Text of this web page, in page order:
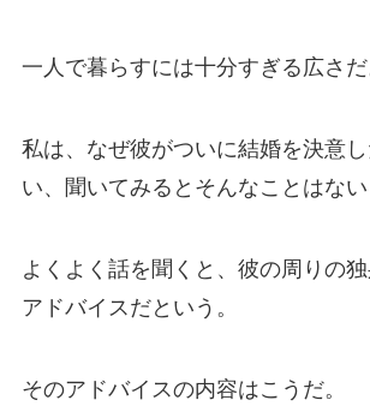
一人で暮らすには十分すぎる広さだ
私は、なぜ彼がついに結婚を決意
い、聞いてみるとそんなことはない
よくよく話を聞くと、彼の周りの
アドバイスだという。
そのアドバイスの内容はこうだ。